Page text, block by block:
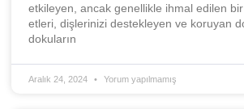
etkileyen, ancak genellikle ihmal edilen
etleri, dişlerinizi destekleyen ve koruyan
dokuların
Aralık 24, 2024 Yorum yapılmamış